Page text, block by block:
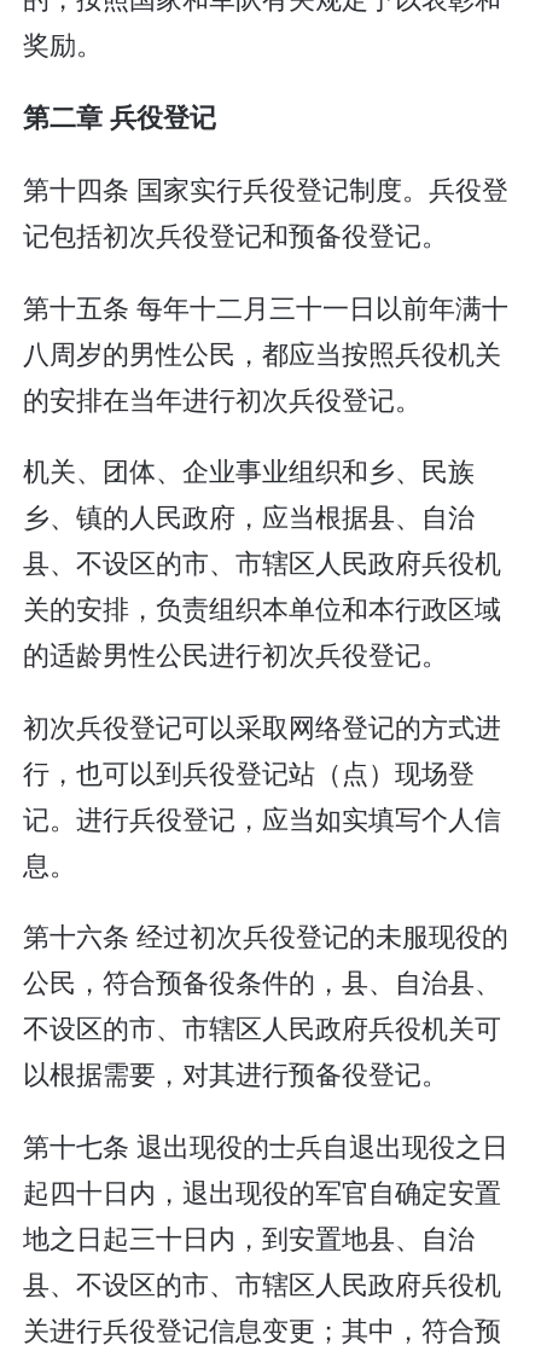
奖励。
第二章 兵役登记
第十四条 国家实行兵役登记制度。兵役登
记包括初次兵役登记和预备役登记。
第十五条 每年十二月三十一日以前年满十
八周岁的男性公民，都应当按照兵役机关
的安排在当年进行初次兵役登记。
机关、团体、企业事业组织和乡、民族
乡、镇的人民政府，应当根据县、自治
县、不设区的市、市辖区人民政府兵役机
关的安排，负责组织本单位和本行政区域
的适龄男性公民进行初次兵役登记。
初次兵役登记可以采取网络登记的方式进
行，也可以到兵役登记站（点）现场登
记。进行兵役登记，应当如实填写个人信
息。
第十六条 经过初次兵役登记的未服现役的
公民，符合预备役条件的，县、自治县、
不设区的市、市辖区人民政府兵役机关可
以根据需要，对其进行预备役登记。
第十七条 退出现役的士兵自退出现役之日
起四十日内，退出现役的军官自确定安置
地之日起三十日内，到安置地县、自治
县、不设区的市、市辖区人民政府兵役机
关进行兵役登记信息变更；其中，符合预